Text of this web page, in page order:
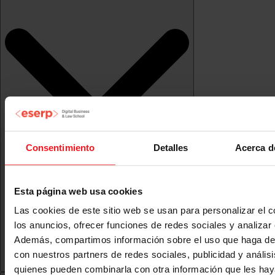
Consentimiento Detalles Acerca
Esta página web usa cookies
Las cookies de este sitio web se usan para personalizar el
los anuncios, ofrecer funciones de redes sociales y analizar
Además, compartimos información sobre el uso que haga
con nuestros partners de redes sociales, publicidad y
quienes pueden combinarla con otra información que les